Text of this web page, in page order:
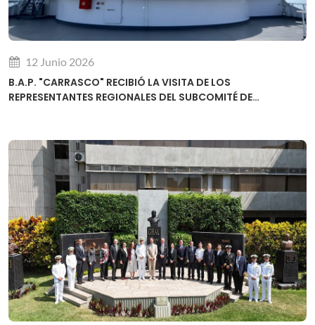
12 Junio 2026
B.A.P. "CARRASCO" RECIBIÓ LA VISITA DE LOS
REPRESENTANTES REGIONALES DEL SUBCOMITÉ DE